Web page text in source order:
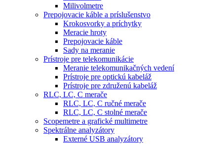
Milivolmetre
Prepojovacie káble a príslušenstvo
Krokosvorky a príchytky
Meracie hroty
Prepojovacie káble
Sady na meranie
Prístroje pre telekomunikácie
Meranie telekomunikačných vedení
Prístroje pre optickú kabeláž
Prístroje pre združenú kabeláž
RLC, LC, C merače
RLC, LC, C ručné merače
RLC, LC, C stolné merače
Scopemetre a grafické multimetre
Spektrálne analyzátory
Externé USB analyzátory